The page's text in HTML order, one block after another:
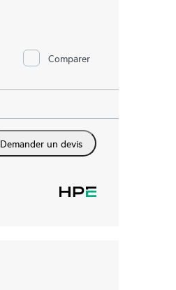
Comparer
Demander un devis